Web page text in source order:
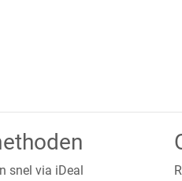
snel via iDeal